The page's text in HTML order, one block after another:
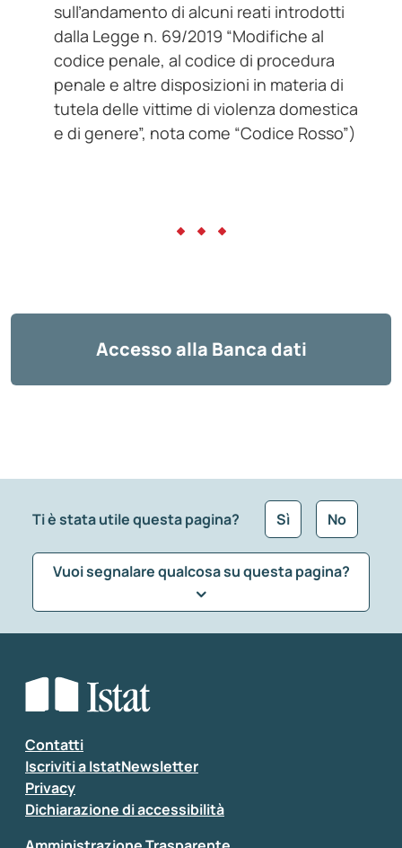
sull’andamento di alcuni reati introdotti
dalla Legge n. 69/2019 “Modifiche al
codice penale, al codice di procedura
penale e altre disposizioni in materia di
tutela delle vittime di violenza domestica
e di genere”, nota come “Codice Rosso”)
Accesso alla Banca dati
Ti è stata utile questa pagina? Sì No
Vuoi segnalare qualcosa su questa pagina?
Seleziona la tipologia della segnalazione
Inserisci il tuo commento
Contatti
Iscriviti a IstatNewsletter
Privacy
Dichiarazione di accessibilità